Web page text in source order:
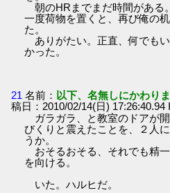
朝のHRまでまだ時間がある
一度荷物を置くと、再び俺の
た。
ありがたい。正直、何でも
かった。
21 名前： 以下、名無しにかわり
稿日：2010/02/14(日) 17:26:40.94
ガラガラ、と教室のドアが
びくりと震えたことを、２人
うか。
おそるおそる、それでも精
を向ける。
いた。ハルヒだ。